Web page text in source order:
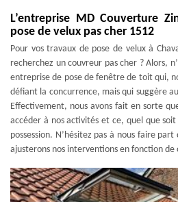
L’entreprise MD Couverture
pose de velux pas cher 1512
Pour vos travaux de pose de velux à
recherchez un couvreur pas cher ? Alors,
entreprise de pose de fenêtre de toit qui,
défiant la concurrence, mais qui suggère
Effectivement, nous avons fait en sorte
accéder à nos activités et ce, quel que
possession. N’hésitez pas à nous faire
ajusterons nos interventions en fonction de